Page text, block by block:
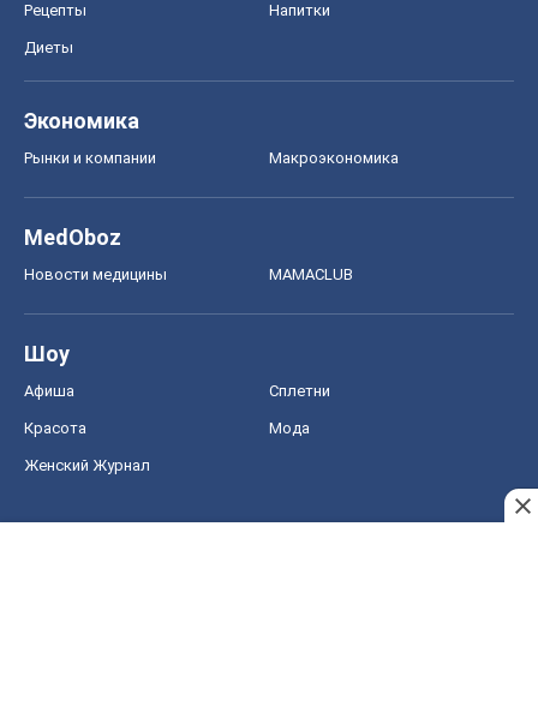
Рецепты Напитки
Диеты
Экономика
Рынки и компании Mакроэкономика
MedOboz
Новости медицины MAMACLUB
Шоу
Афиша Сплетни
Красота Мода
Женский Журнал